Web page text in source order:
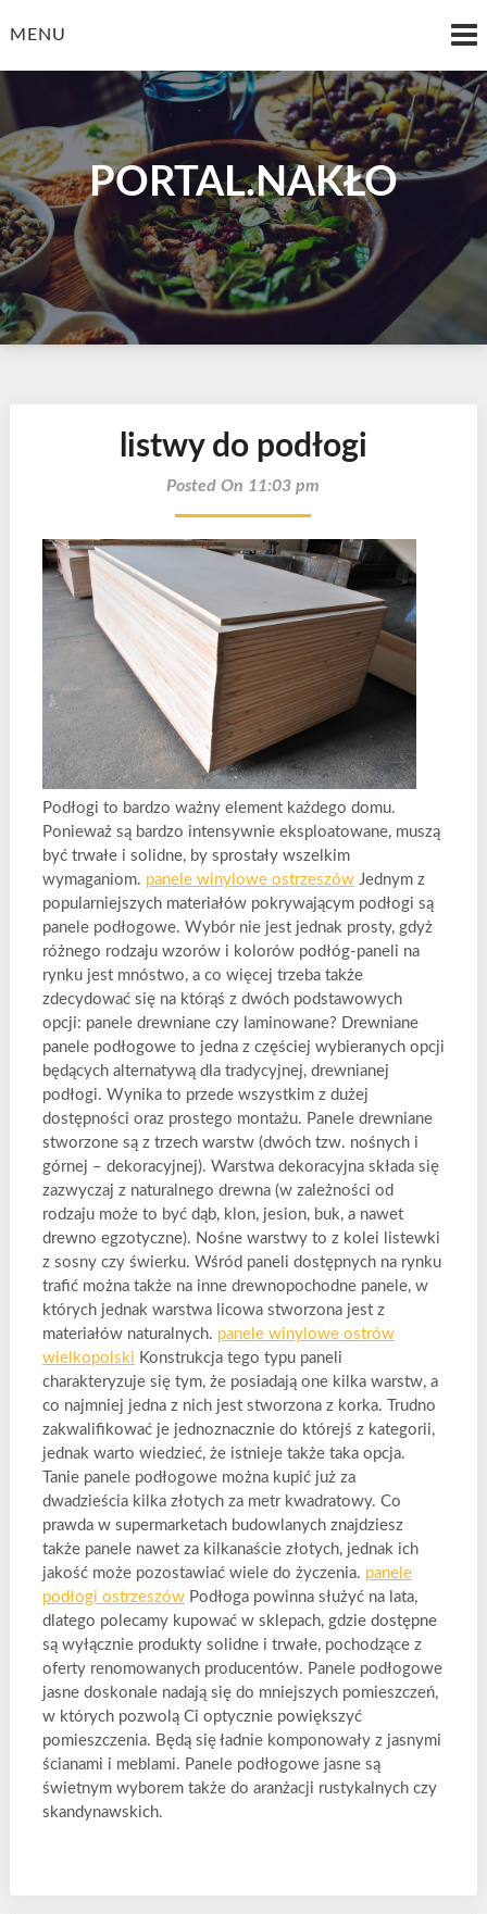
toMENU
PORTAL.NAKŁO
listwy do podłogi
Posted On 11:03 pm
Podłogi to bardzo ważny element każdego domu.
Ponieważ są bardzo intensywnie eksploatowane, muszą
być trwałe i solidne, by sprostały wszelkim
wymaganiom. panele winylowe ostrzeszówJednym z
popularniejszych materiałów pokrywającym podłogi są
panele podłogowe. Wybór nie jest jednak prosty, gdyż
różnego rodzaju wzorów i kolorów podłóg-paneli na
rynku jest mnóstwo, a co więcej trzeba także
zdecydować się na którąś z dwóch podstawowych
opcji: panele drewniane czy laminowane? Drewniane
panele podłogowe to jedna z częściej wybieranych opcji
będących alternatywą dla tradycyjnej, drewnianej
podłogi. Wynika to przede wszystkim z dużej
dostępności oraz prostego montażu. Panele drewniane
stworzone są z trzech warstw (dwóch tzw. nośnych i
górnej – dekoracyjnej). Warstwa dekoracyjna składa się
zazwyczaj z naturalnego drewna (w zależności od
rodzaju może to być dąb, klon, jesion, buk, a nawet
drewno egzotyczne). Nośne warstwy to z kolei listewki
z sosny czy świerku. Wśród paneli dostępnych na rynku
trafić można także na inne drewnopochodne panele, w
których jednak warstwa licowa stworzona jest z
materiałów naturalnych. panele winylowe ostrów
wielkopolski Konstrukcja tego typu paneli
charakteryzuje się tym, że posiadają one kilka warstw, a
co najmniej jedna z nich jest stworzona z korka. Trudno
zakwalifikować je jednoznacznie do którejś z kategorii,
jednak warto wiedzieć, że istnieje także taka opcja.
Tanie panele podłogowe można kupić już za
dwadzieścia kilka złotych za metr kwadratowy. Co
prawda w supermarketach budowlanych znajdziesz
także panele nawet za kilkanaście złotych, jednak ich
jakość może pozostawiać wiele do życzenia. panele
podłogi ostrzeszówPodłoga powinna służyć na lata,
dlatego polecamy kupować w sklepach, gdzie dostępne
są wyłącznie produkty solidne i trwałe, pochodzące z
oferty renomowanych producentów. Panele podłogowe
jasne doskonale nadają się do mniejszych pomieszczeń,
w których pozwolą Ci optycznie powiększyć
pomieszczenia. Będą się ładnie komponowały z jasnymi
ścianami i meblami. Panele podłogowe jasne są
świetnym wyborem także do aranżacji rustykalnych czy
skandynawskich.